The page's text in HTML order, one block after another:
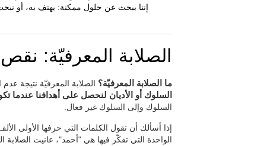
إننا يبحث عن حلول ممكنة: يهتف به، أو
الصلابة المعرفيّة: نقص
ما الصلابة المعرفيّة؟ الصلابة المعرفيّة نتيجة عدم
السلوك أو الأديان لنحصل على أهدافنا عندما
السلوك وإلى السلوك غير فعال.
إذا أسألك أن تقول الكلمات التي حرفها الأولى
الواحدة التي تفكّر فيها هي "أحمد"، عانيت